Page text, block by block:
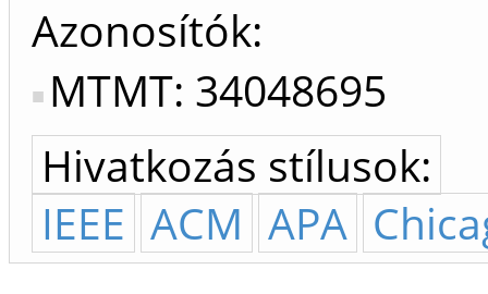
Azonosítók
MTMT: 34048695
Hivatkozás stílusok:
IEEE ACM APA